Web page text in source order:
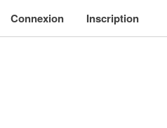
Connexion Inscription